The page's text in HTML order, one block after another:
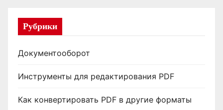
Рубрики
Документооборот
Инструменты для редактирования PDF
Как конвертировать PDF в другие форматы